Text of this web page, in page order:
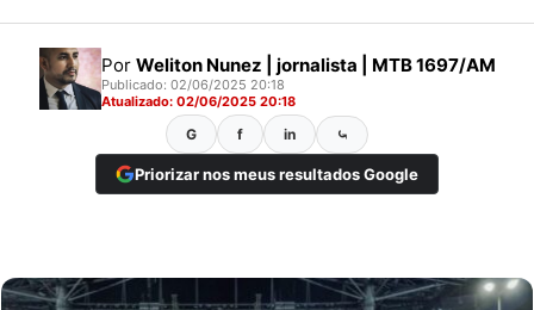
Por Weliton Nunez | jornalista | MTB 1697/AM
Publicado: 02/06/2025 20:18
Atualizado: 02/06/2025 20:18
G f in ⤿
Priorizar nos meus resultados Google